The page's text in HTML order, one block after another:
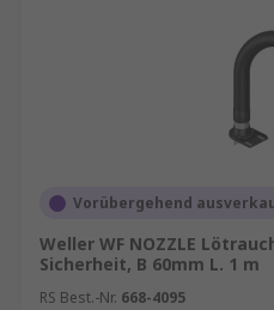
Vorübergehend
Weller WF NOZZLE
Sicherheit, B 60mm L. 1 m
RS Best.-Nr. 668-4095